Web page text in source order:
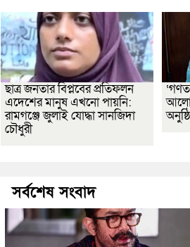
ছাত্র জনতার বিপ্লবের প্রতিফলন
এদেশের মানুষ এখনো পায়নি:
রামগঞ্জে জুলাই যোদ্ধা সানজিদা
চৌধুরী
সর্বশেষ সংবাদ